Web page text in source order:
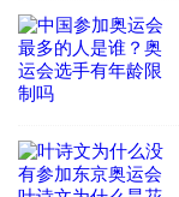
的少年们来说，
定年龄下限，这
操体育组织设定
动员不允许参加
运动员所需要的